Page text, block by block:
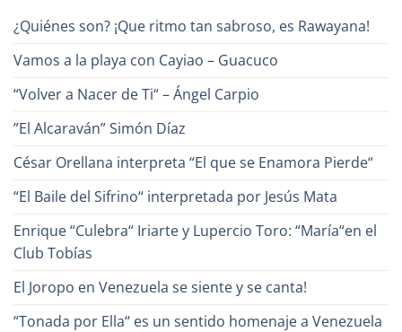
el
la
¿Quiénes son? ¡Que ritmo tan sabroso, es Rawayana!
Vamos a la playa con Cayiao – Guacuco
“Volver a Nacer de Ti“ – Ángel Carpio
”El Alcaraván” Simón Díaz
César Orellana interpreta “El que se Enamora Pierde“
“El Baile del Sifrino“ interpretada por Jesús Mata
Enrique “Culebra“ Iriarte y Lupercio Toro: “María“en el
Club Tobías
El Joropo en Venezuela se siente y se canta!
“Tonada por Ella“ es un sentido homenaje a Venezuela